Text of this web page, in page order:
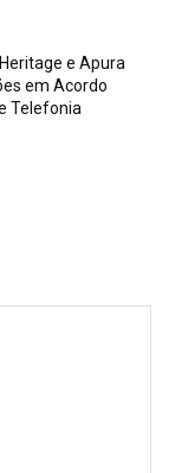
e Apura
em Acordo
Telefonia